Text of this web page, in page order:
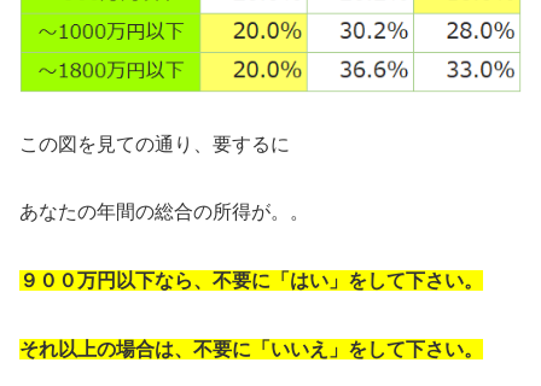
この図を見ての通り、要するに
あなたの年間の総合の所得が。。
９００万円以下なら、不要に「はい」をして下さい。
それ以上の場合は、不要に「いいえ」をして下さい。